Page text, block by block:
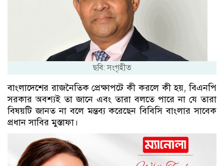
ছবি: সংগৃহীত
বাংলাদেশের রাজনৈতিক প্রেক্ষাপটে কী করলে কী হয়, বিএনপি
সরকার অবশ্যই তা জানে এবং তারা বলতে পারে না যে তারা
বিষয়টি জানত না বলে মন্তব্য করেছেন বিবিসি বাংলার সাবেক
প্রধান সাবির মুস্তাফা।